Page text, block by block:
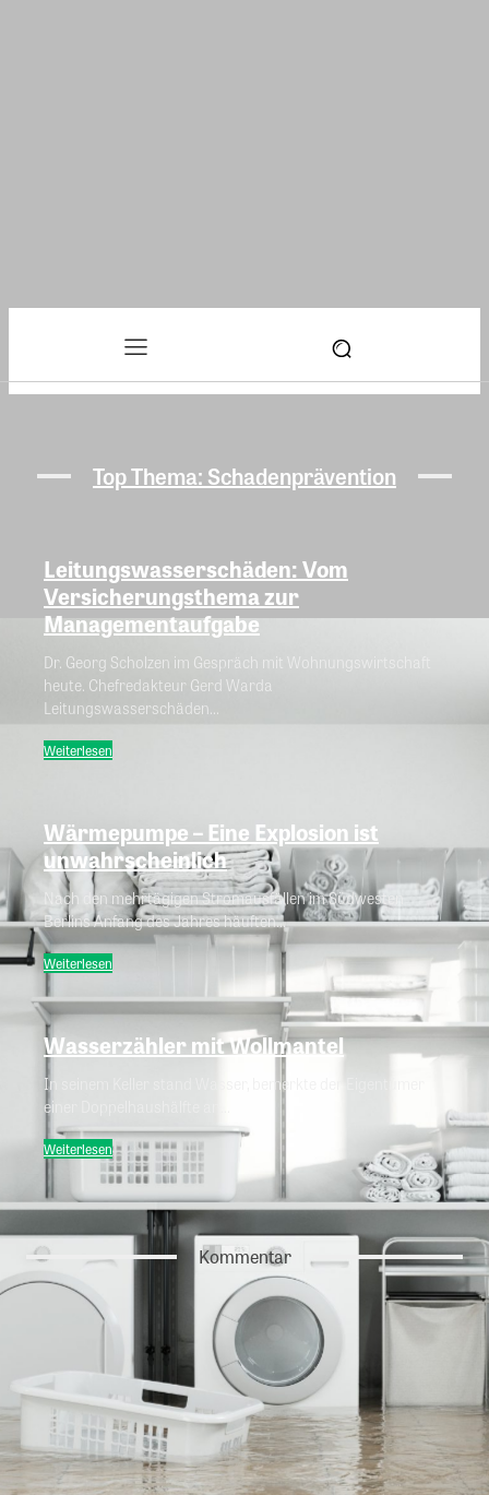
Top Thema: Schadenprävention
Leitungswasserschäden: Vom
Versicherungsthema zur
Managementaufgabe
Dr. Georg Scholzen im Gespräch mit Wohnungswirtschaft
heute. Chefredakteur Gerd Warda
Leitungswasserschäden...
Weiterlesen
Wärmepumpe – Eine Explosion ist
unwahrscheinlich
Nach den mehrtägigen Stromausfällen im Südwesten
Berlins Anfang des Jahres häuften...
Weiterlesen
Wasserzähler mit Wollmantel
In seinem Keller stand Wasser, bemerkte der Eigentümer
einer Doppelhaushälfte an...
Weiterlesen
Kommentar
Feuchteschäden entstehen nicht erst
durch Wasser – sondern durch
fehlende Voraussicht
Sehr geehrte Leserin, sehr geehrter Leser,
Wasserschäden beginnen selten mit einem Rohrbruch. Sie
entstehen meist viel früher – durch Entscheidungen, die nicht
getroffen wurden, durch fehlendes Wissen oder weil